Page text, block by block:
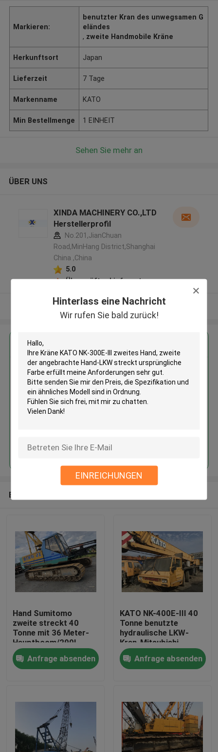
Hinterlass eine Nachricht
Wir rufen Sie bald zurück!
EINREICHUNGEN
Produkte
Über uns
Markieren:
benutzter Kran des unwegsamen G
eländes
, zweite Handmobile Kräne
Herkunftsort Japan
Lieferzeit 7 Tage
Markenname KATO
Min Bestellmenge 1 EINHEIT
Sehen Sie mehr an
ÜBER UNS
XINDA MACHINERY CO.,LTD
Herstellerprofil
No.201,JianChuan
Road,MinHang District,Shanghai
China ,China
5.0
Überprüfter Lieferant
Sehen Sie mehr an
Erhalten Sie den besten Preis für
Kräne KATO NK-300E-III zweites
Hand, zweite der angebrachte
Hand-LKW streckt ursprüngliche
Farbe
Fortsetzen
Empfohlene Produkte
Hand Sumitomo
zweite streckt 40
Tonne mit 36 Meter-
Hauptboom/290L
Kraftstofftank
Anfrage absenden
KATO NK-400E-III 40
Tonne benutzte
hydraulische LKW-
Kran-Mitsubishi-
Fördermaschine K354
Anfrage absenden